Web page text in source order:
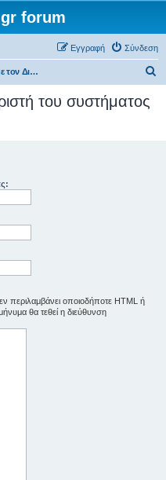
forum
Σύνδεση
Εγγραφή
Επικοινωνία με τον Διαχειριστή του συστήματος συζητήσεων
του συστήματος
περιλαμβάνει οποιοδήποτε HTML ή
θα τεθεί η διεύθυνση